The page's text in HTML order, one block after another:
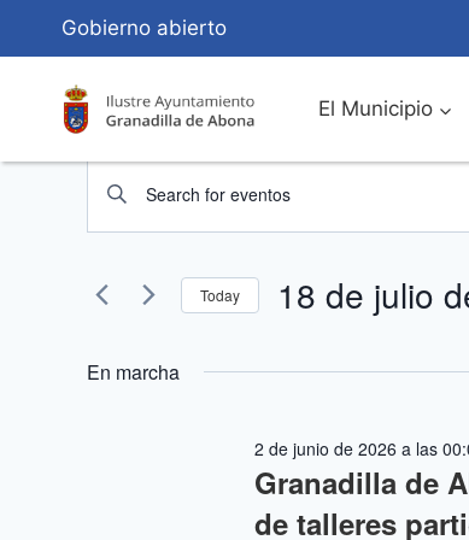
Contenido
Gobierno abierto
El Municipio
Eventos
for
18
de
Navegación
de
búsqueda
vistas
Introduce
clave.
para
Today 18 de julio
fecha.
En marcha
Granadilla de
de talleres
2 de junio de 2026 a las